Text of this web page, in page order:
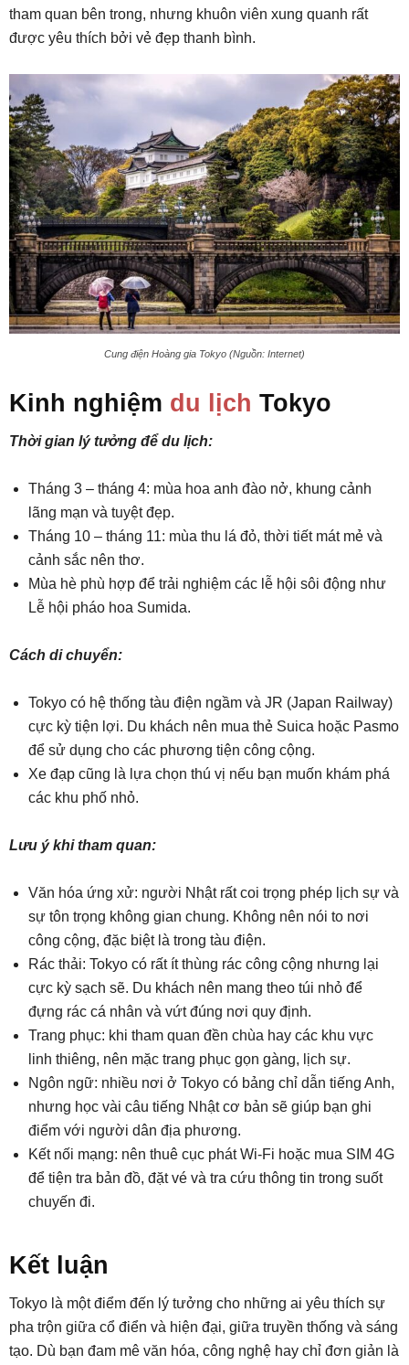
tham quan bên trong, nhưng khuôn viên xung quanh rất
được yêu thích bởi vẻ đẹp thanh bình.
Cung điện Hoàng gia Tokyo (Nguồn: Internet)
Kinh nghiệm du lịch Tokyo
Thời gian lý tưởng để du lịch:
Tháng 3 – tháng 4: mùa hoa anh đào nở, khung cảnh
lãng mạn và tuyệt đẹp.
Tháng 10 – tháng 11: mùa thu lá đỏ, thời tiết mát mẻ và
cảnh sắc nên thơ.
Mùa hè phù hợp để trải nghiệm các lễ hội sôi động như
Lễ hội pháo hoa Sumida.
Cách di chuyển:
Tokyo có hệ thống tàu điện ngầm và JR (Japan Railway)
cực kỳ tiện lợi. Du khách nên mua thẻ Suica hoặc Pasmo
để sử dụng cho các phương tiện công cộng.
Xe đạp cũng là lựa chọn thú vị nếu bạn muốn khám phá
các khu phố nhỏ.
Lưu ý khi tham quan:
Văn hóa ứng xử: người Nhật rất coi trọng phép lịch sự và
sự tôn trọng không gian chung. Không nên nói to nơi
công cộng, đặc biệt là trong tàu điện.
Rác thải: Tokyo có rất ít thùng rác công cộng nhưng lại
cực kỳ sạch sẽ. Du khách nên mang theo túi nhỏ để
đựng rác cá nhân và vứt đúng nơi quy định.
Trang phục: khi tham quan đền chùa hay các khu vực
linh thiêng, nên mặc trang phục gọn gàng, lịch sự.
Ngôn ngữ: nhiều nơi ở Tokyo có bảng chỉ dẫn tiếng Anh,
nhưng học vài câu tiếng Nhật cơ bản sẽ giúp bạn ghi
điểm với người dân địa phương.
Kết nối mạng: nên thuê cục phát Wi-Fi hoặc mua SIM 4G
để tiện tra bản đồ, đặt vé và tra cứu thông tin trong suốt
chuyến đi.
Kết luận
Tokyo là một điểm đến lý tưởng cho những ai yêu thích sự
pha trộn giữa cổ điển và hiện đại, giữa truyền thống và sáng
tạo. Dù bạn đam mê văn hóa, công nghệ hay chỉ đơn giản là